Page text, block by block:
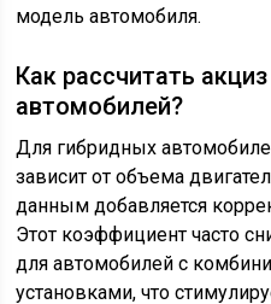
модель автомобиля.
Как рассчитать
автомобилей?
Для гибридных
зависит от объема
данным добавляется
Этот коэффициент часто
для автомобилей с
установками, что